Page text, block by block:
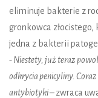
eliminuje bakterie z
gronkowca
jedna z bakterii
- Niestety, już teraz
odkrycia penicyliny.
antybiotyki –zwraca